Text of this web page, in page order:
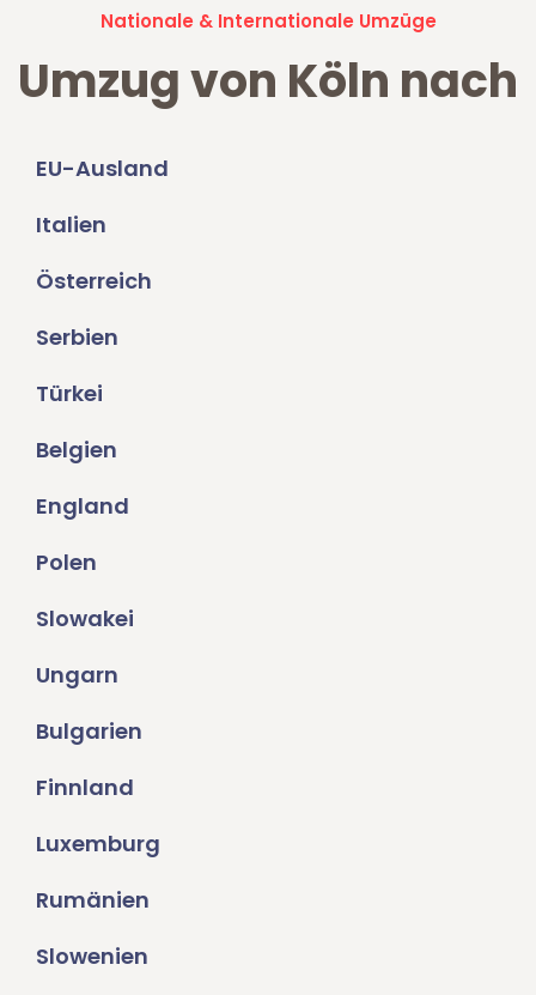
Nationale & Internationale Umzüge
Umzug von Köln nach
EU-Ausland
Italien
Österreich
Serbien
Türkei
Belgien
England
Polen
Slowakei
Ungarn
Bulgarien
Finnland
Luxemburg
Rumänien
Slowenien